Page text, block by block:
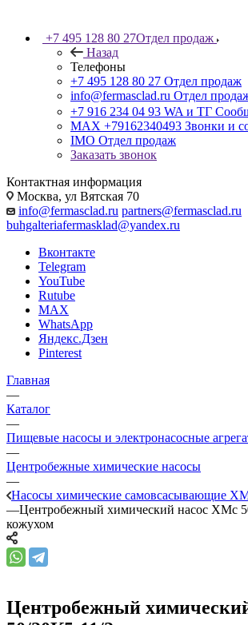
+7 495 128 80 27Отдел продаж
Назад
Телефоны
+7 495 128 80 27 Отдел продаж
info@fermasclad.ru Отдел
+7 916 234 04 93 WA и ТГ
MAX +79162340493 Звонки и
IMO Отдел продаж
Заказать звонок
Контактная информация
Москва, ул Вятская 70
info@fermasclad.ru partners@fermasclad.ru
buhgalteriafermasklad@yandex.ru
Вконтакте
Telegram
YouTube
Rutube
MAX
WhatsApp
Яндекс.Дзен
Pinterest
Главная
—
Каталог
—
Пищевые насосы и электронасосные
—
Центробежные химические насосы
—
Насосы химические самовсасывающие
—Центробежный химический насос ХМс
кожухом
Центробежный